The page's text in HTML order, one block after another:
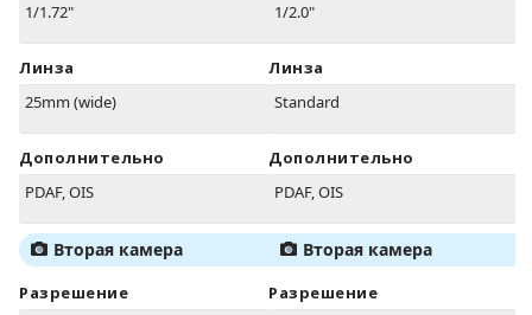
1/1.72"
Линза
25mm (wide)
Дополнительно
PDAF, OIS
Вторая камера
Разрешение
1/2.0"
Линза
Standard
Дополнительно
PDAF, OIS
Вторая камера
Разрешение